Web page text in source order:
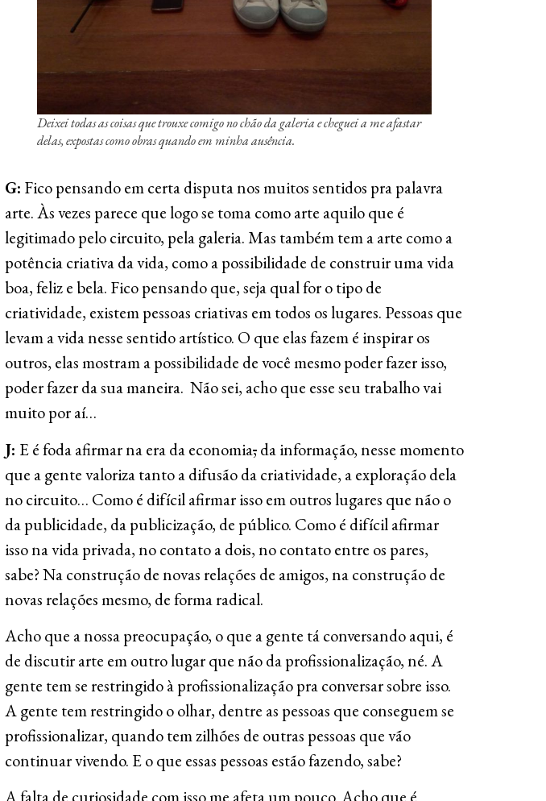
Deixei todas as coisas que trouxe comigo no chão da galeria e cheguei a me afastar
delas, expostas como obras quando em minha ausência.
G: Fico pensando em certa disputa nos muitos sentidos pra palavra
arte. Às vezes parece que logo se toma como arte aquilo que é
legitimado pelo circuito, pela galeria. Mas também tem a arte como a
potência criativa da vida, como a possibilidade de construir uma vida
boa, feliz e bela. Fico pensando que, seja qual for o tipo de
criatividade, existem pessoas criativas em todos os lugares. Pessoas que
levam a vida nesse sentido artístico. O que elas fazem é inspirar os
outros, elas mostram a possibilidade de você mesmo poder fazer isso,
poder fazer da sua maneira. Não sei, acho que esse seu trabalho vai
muito por aí…
J: E é foda afirmar na era da economia,da informação, nesse momento
que a gente valoriza tanto a difusão da criatividade, a exploração dela
no circuito… Como é difícil afirmar isso em outros lugares que não o
da publicidade, da publicização, de público. Como é difícil afirmar
isso na vida privada, no contato a dois, no contato entre os pares,
sabe? Na construção de novas relações de amigos, na construção de
novas relações mesmo, de forma radical.
Acho que a nossa preocupação, o que a gente tá conversando aqui, é
de discutir arte em outro lugar que não da profissionalização, né. A
gente tem se restringido à profissionalização pra conversar sobre isso.
A gente tem restringido o olhar, dentre as pessoas que conseguem se
profissionalizar, quando tem zilhões de outras pessoas que vão
continuar vivendo. E o que essas pessoas estão fazendo, sabe?